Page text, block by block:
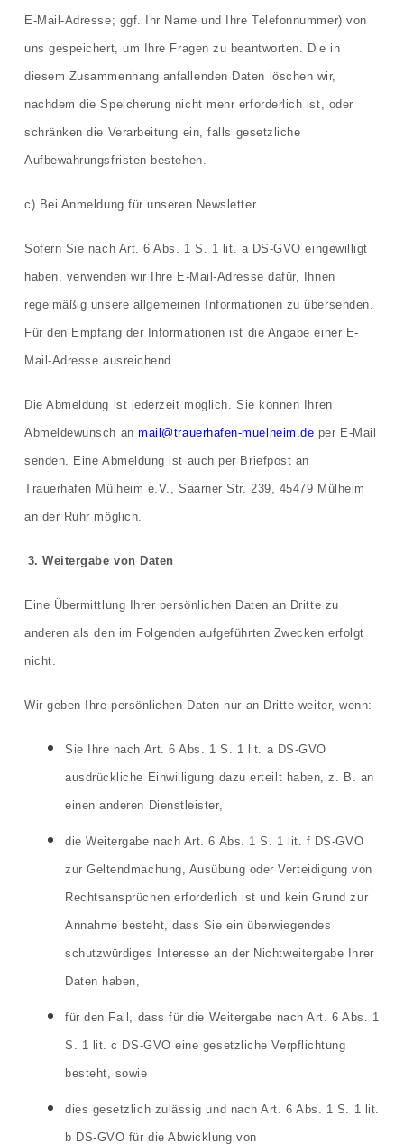
E-Mail-Adresse; ggf. Ihr Name und Ihre Telefonnummer) von
uns gespeichert, um Ihre Fragen zu beantworten. Die in
diesem Zusammenhang anfallenden Daten löschen wir,
nachdem die Speicherung nicht mehr erforderlich ist, oder
schränken die Verarbeitung ein, falls gesetzliche
Aufbewahrungsfristen bestehen.
c) Bei Anmeldung für unseren Newsletter
Sofern Sie nach Art. 6 Abs. 1 S. 1 lit. a DS-GVO eingewilligt
haben, verwenden wir Ihre E-Mail-Adresse dafür, Ihnen
regelmäßig unsere allgemeinen Informationen zu übersenden.
Für den Empfang der Informationen ist die Angabe einer E-
Mail-Adresse ausreichend.
Die Abmeldung ist jederzeit möglich. Sie können Ihren
Abmeldewunsch anmail@trauerhafen-muelheim.de per E-Mail
senden. Eine Abmeldung ist auch per Briefpost an
Trauerhafen Mülheim e.V., Saarner Str. 239, 45479 Mülheim
an der Ruhr möglich.
3. Weitergabe von Daten
Eine Übermittlung Ihrer persönlichen Daten an Dritte zu
anderen als den im Folgenden aufgeführten Zwecken erfolgt
nicht.
Wir geben Ihre persönlichen Daten nur an Dritte weiter, wenn:
Sie Ihre nach Art. 6 Abs. 1 S. 1 lit. a DS-GVO
ausdrückliche Einwilligung dazu erteilt haben, z. B. an
einen anderen Dienstleister,
die Weitergabe nach Art. 6 Abs. 1 S. 1 lit. f DS-GVO
zur Geltendmachung, Ausübung oder Verteidigung von
Rechtsansprüchen erforderlich ist und kein Grund zur
Annahme besteht, dass Sie ein überwiegendes
schutzwürdiges Interesse an der Nichtweitergabe Ihrer
Daten haben,
für den Fall, dass für die Weitergabe nach Art. 6 Abs. 1
S. 1 lit. c DS-GVO eine gesetzliche Verpflichtung
besteht, sowie
dies gesetzlich zulässig und nach Art. 6 Abs. 1 S. 1 lit.
b DS-GVO für die Abwicklung von